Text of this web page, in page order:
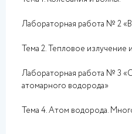
Лабораторная работа № 2
Тема 2. Тепловое излучение
Лабораторная работа № 3
атомарного водорода»
Тема 4. Атом водорода.